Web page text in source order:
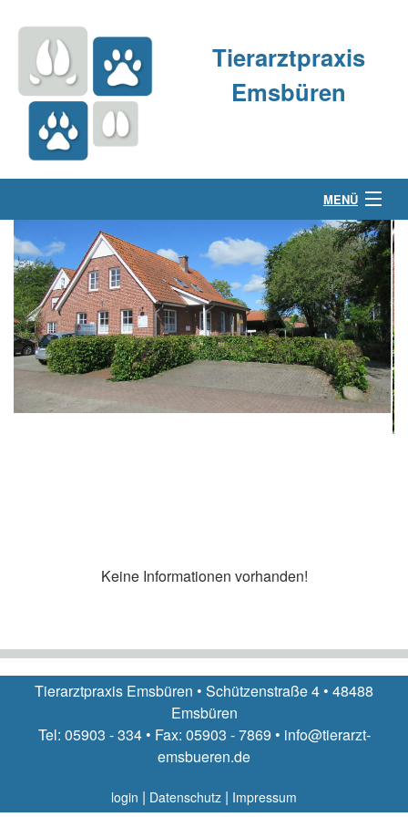
Tierarztpraxis
Emsbüren
MENÜ
Über uns
Kleintierpraxis
Großtierpraxis
Kontakt & Anfahrt
Keine Informationen vorhanden!
Tierarztpraxis Emsbüren • Schützenstraße 4 • 48488
Emsbüren
Tel: 05903 - 334 • Fax: 05903 - 7869 • info@tierarzt-
emsbueren.de
login | Datenschutz | Impressum